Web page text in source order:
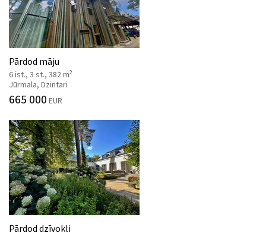
Pārdod māju
6 ist., 3 st., 382 m2
Jūrmala, Dzintari
665 000 EUR
Pārdod dzīvokli